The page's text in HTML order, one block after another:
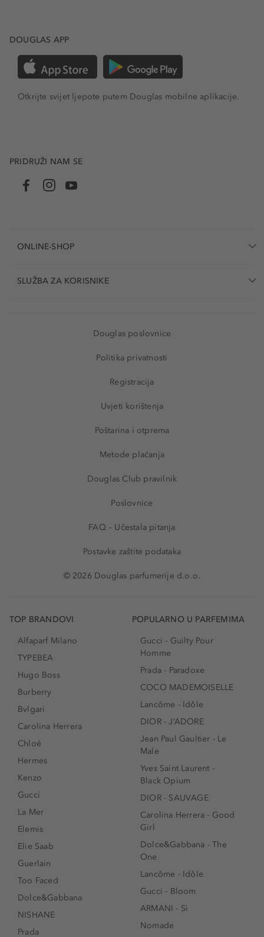
DOUGLAS APP
Otkrijte svijet ljepote putem Douglas mobilne aplikacije.
PRIDRUŽI NAM SE
ONLINE-SHOP
SLUŽBA ZA KORISNIKE
Douglas poslovnice
Politika privatnosti
Registracija
Uvjeti korištenja
Poštarina i otprema
Metode plaćanja
Douglas Club pravilnik
Poslovnice
FAQ – Učestala pitanja
Postavke zaštite podataka
© 2026 Douglas parfumerije d.o.o.
TOP BRANDOVI
Alfaparf Milano
TYPEBEA
Hugo Boss
Burberry
Bvlgari
Carolina Herrera
Chloé
Hermes
Kenzo
Gucci
La Mer
Elemis
Elie Saab
Guerlain
Too Faced
Dolce&Gabbana
NISHANE
Prada
POPULARNO U PARFEMIMA
Gucci - Guilty Pour
Homme
Prada - Paradoxe
COCO MADEMOISELLE
Lancôme - Idôle
DIOR - J’ADORE
Jean Paul Gaultier - Le
Male
Yves Saint Laurent -
Black Opium
DIOR - SAUVAGE
Carolina Herrera - Good
Girl
Dolce&Gabbana - The
One
Lancôme - Idôle
Gucci - Bloom
ARMANI - Sì
Nomade